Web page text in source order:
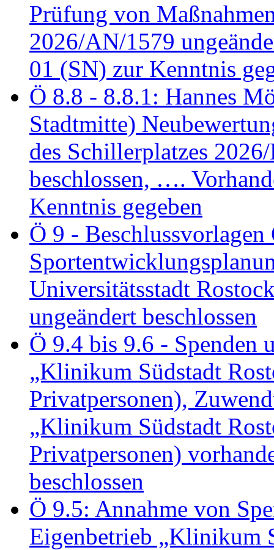
Prüfung von
2026/AN/1579
01 (SN) zur Kenntnis
Ö 8.8 - 8.8.1: Hannes
Stadtmitte)
des Schillerplatzes
beschlossen, ….
Kenntnis gegeben
Ö 9 - Beschlussvorlagen
Universitätsstadt
ungeändert beschlossen
Ö 9.4 bis 9.6 -
„Klinikum Südstadt
Privatpersonen),
„Klinikum Südstadt
Privatpersonen)
beschlossen
Ö 9.5: Annahme von
Eigenbetrieb „Klinikum